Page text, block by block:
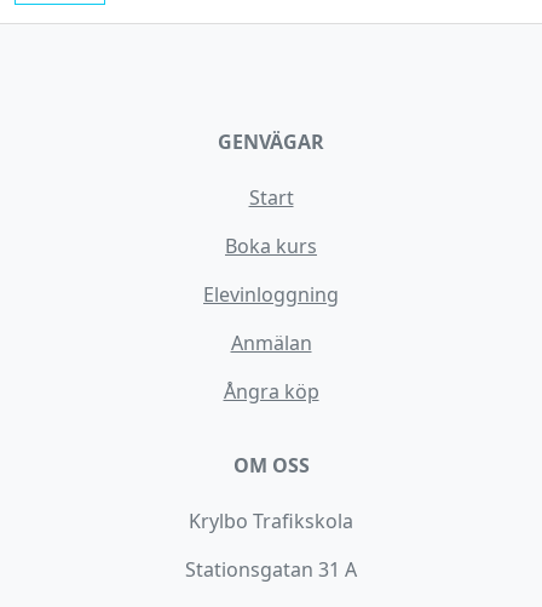
GENVÄGAR
Start
Boka kurs
Elevinloggning
Anmälan
Ångra köp
OM OSS
Krylbo Trafikskola
Stationsgatan 31 A